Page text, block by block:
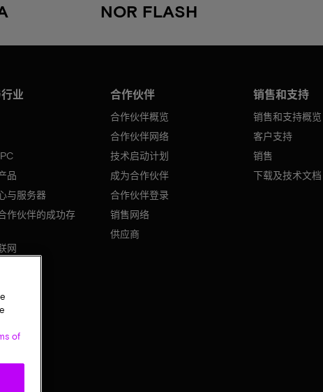
NOR FLASH
业
品
与服务器
作伙伴的成功存
网
合作伙伴
合作伙伴概览
合作伙伴网络
技术启动计划
成为合作伙伴
合作伙伴登录
销售网络
供应商
销售和支持
销售和支持概览
客户支持
销售
下载及技术文档
of